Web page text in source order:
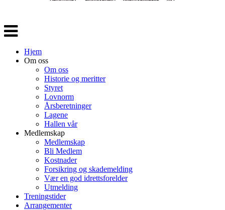
Veksle
navigasjon
Hjem
Om oss
Om oss
Historie og meritter
Styret
Lovnorm
Årsberetninger
Lagene
Hallen vår
Medlemskap
Medlemskap
Bli Medlem
Kostnader
Forsikring og skademelding
Vær en god idrettsforelder
Utmelding
Treningstider
Arrangementer